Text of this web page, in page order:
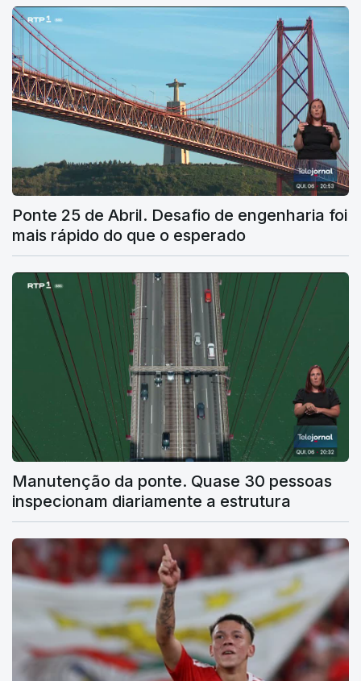
Ponte 25 de Abril. Desafio de engenharia foi
mais rápido do que o esperado
Manutenção da ponte. Quase 30 pessoas
inspecionam diariamente a estrutura